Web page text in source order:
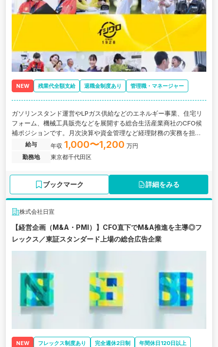
NEW 残業代全額支給 退職金制度あり 管理職・マネージャー
ガソリンスタンド運営やLPガス供給などのエネルギー事業、住宅リ
フォーム、機械工具販売などを展開する総合生活産業商社のCFO候
補ポジションです。月次決算や資金管理など経理財務の実務を担い
ながら、数字を経営判断へつなげ、 経営課題の可視化や改善提案、
組織づくりまで担っていただきます。
給与 年収 1,000〜1,200 万円
勤務地
東京都千代田区
ブックマーク 詳細をみる
株式会社日宣
【経営企画（M&A・PMI）】CFO直下でM&A推進を主導◎フ
レックス／東証スタンダード上場の総合広告企業
NEW フレックス制度あり 完全週休2日制
年間休日120日以上